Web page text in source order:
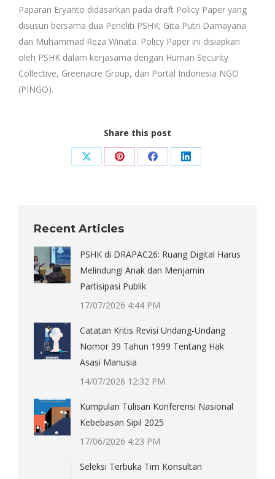
Paparan Eryanto didasarkan pada draft Policy Paper yang
disusun bersama dua Peneliti PSHK; Gita Putri Damayana
dan Muhammad Reza Winata. Policy Paper ini disiapkan
oleh PSHK dalam kerjasama dengan Human Security
Collective, Greenacre Group, dan Portal Indonesia NGO
(PINGO).
Share this post
Share Share Share Share
Recent Articles
PSHK di DRAPAC26: Ruang Digital Harus
Melindungi Anak dan Menjamin
Partisipasi Publik
17/07/2026 4:44 PM
Catatan Kritis Revisi Undang-Undang
Nomor 39 Tahun 1999 Tentang Hak
Asasi Manusia
14/07/2026 12:32 PM
Kumpulan Tulisan Konferensi Nasional
Kebebasan Sipil 2025
17/06/2026 4:23 PM
Seleksi Terbuka Tim Konsultan